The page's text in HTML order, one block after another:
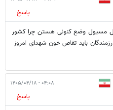
پاسخ
مسیول وضع کنونی هستن چرا کشور
باید تقاص خون شهدای امروز
۰۴:۰۸ - ۱۴۰۵/۰۴/۱۸
پاسخ